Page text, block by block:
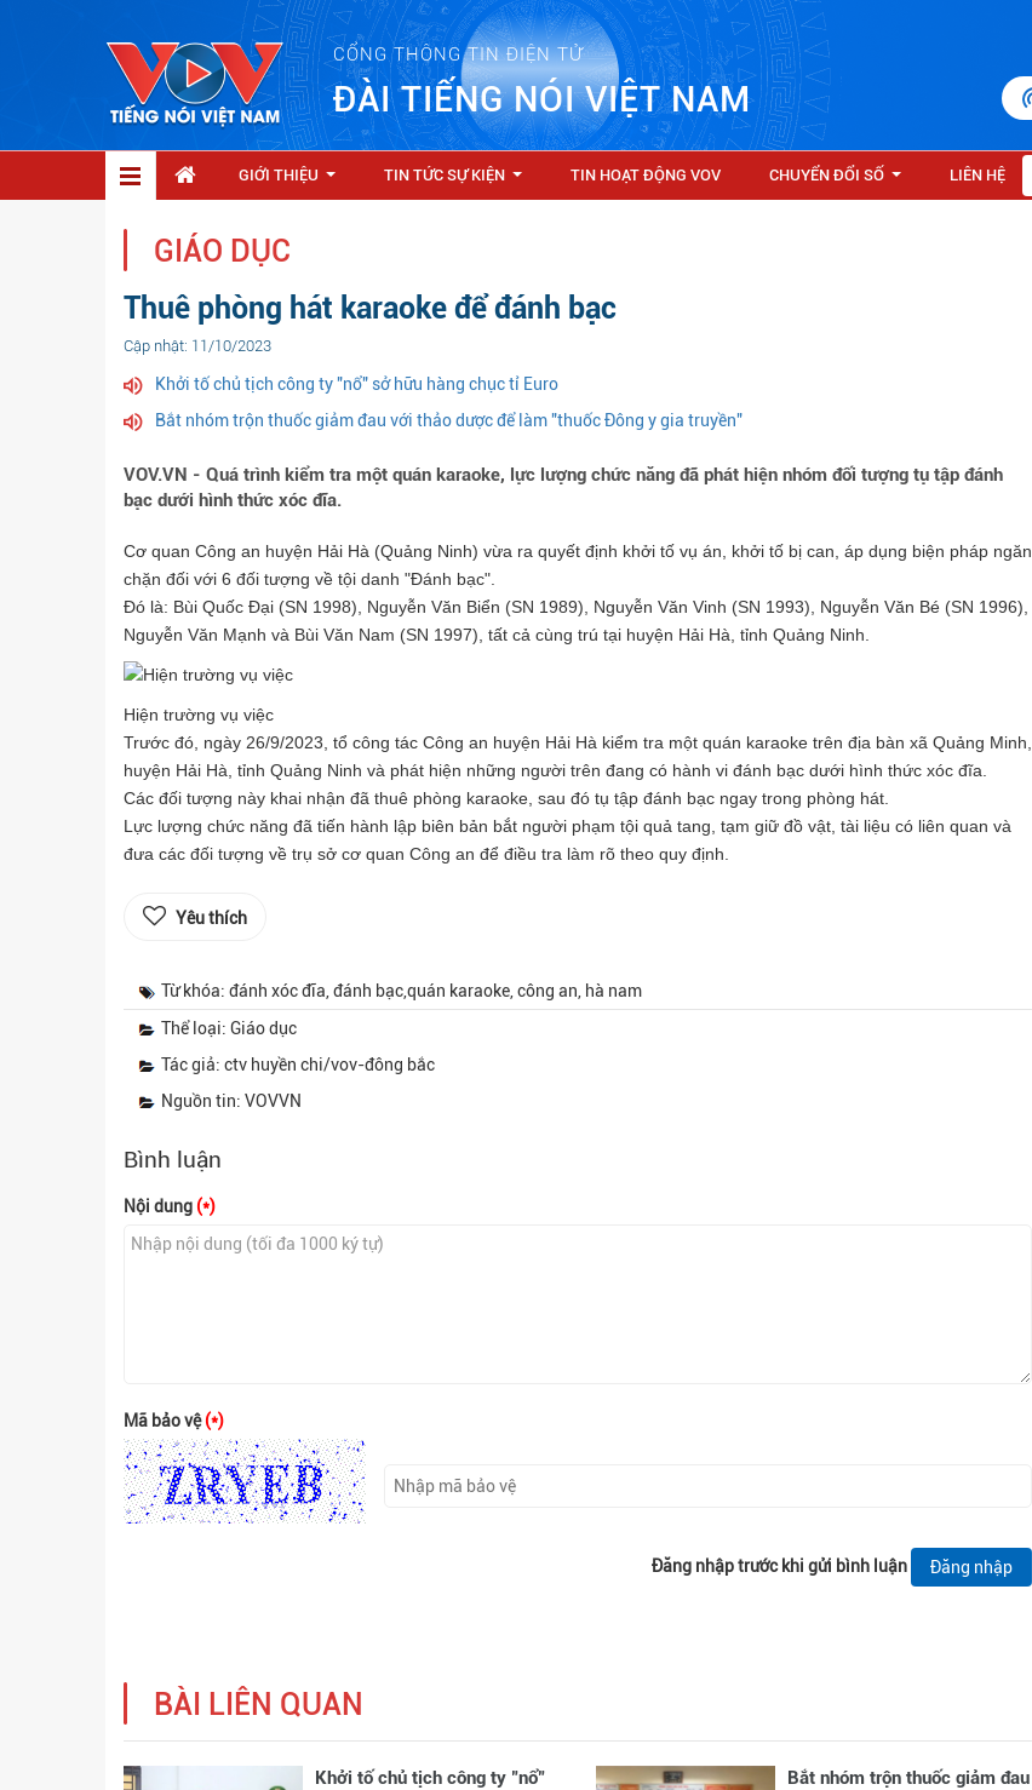
CỔNG THÔNG TIN ĐIỆN TỬ
ĐÀI TIẾNG NÓI VIỆT NAM
GIỚI THIỆU TIN TỨC SỰ KIỆN TIN HOẠT ĐỘNG VOV CHUYỂN ĐỔI SỐ LIÊN HỆ
GIÁO DỤC
Thuê phòng hát karaoke để đánh bạc
Cập nhật: 11/10/2023
Khởi tố chủ tịch công ty "nổ" sở hữu hàng chục tỉ Euro
Bắt nhóm trộn thuốc giảm đau với thảo dược để làm "thuốc Đông y gia truyền"
VOV.VN - Quá trình kiểm tra một quán karaoke, lực lượng chức năng đã phát hiện nhóm đối tượng tụ tập đánh
bạc dưới hình thức xóc đĩa.
Cơ quan Công an huyện Hải Hà (Quảng Ninh) vừa ra quyết định khởi tố vụ án, khởi tố bị can, áp dụng biện pháp ngăn
chặn đối với 6 đối tượng về tội danh "Đánh bạc".
Đó là: Bùi Quốc Đại (SN 1998), Nguyễn Văn Biển (SN 1989), Nguyễn Văn Vinh (SN 1993), Nguyễn Văn Bé (SN 1996),
Nguyễn Văn Mạnh và Bùi Văn Nam (SN 1997), tất cả cùng trú tại huyện Hải Hà, tỉnh Quảng Ninh.
Hiện trường vụ việc
Trước đó, ngày 26/9/2023, tổ công tác Công an huyện Hải Hà kiểm tra một quán karaoke trên địa bàn xã Quảng Minh,
huyện Hải Hà, tỉnh Quảng Ninh và phát hiện những người trên đang có hành vi đánh bạc dưới hình thức xóc đĩa.
Các đối tượng này khai nhận đã thuê phòng karaoke, sau đó tụ tập đánh bạc ngay trong phòng hát.
Lực lượng chức năng đã tiến hành lập biên bản bắt người phạm tội quả tang, tạm giữ đồ vật, tài liệu có liên quan và
đưa các đối tượng về trụ sở cơ quan Công an để điều tra làm rõ theo quy định.
Yêu thích
Từ khóa: đánh xóc đĩa, đánh bạc,quán karaoke, công an, hà nam
Thể loại: Giáo dục
Tác giả: ctv huyền chi/vov-đông bắc
Nguồn tin: VOVVN
Bình luận
Nội dung (*)
Mã bảo vệ(*)
Đăng nhập trước khi gửi bình luận Đăng nhập
BÀI LIÊN QUAN
Khởi tố chủ tịch công ty "nổ"
Bắt nhóm trộn thuốc giảm đau